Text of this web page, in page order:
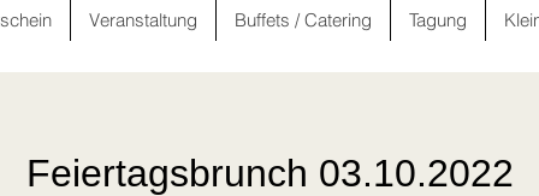
Veranstaltung Buffets / Catering Tagung
Feiertagsbrunch 03.10.2022